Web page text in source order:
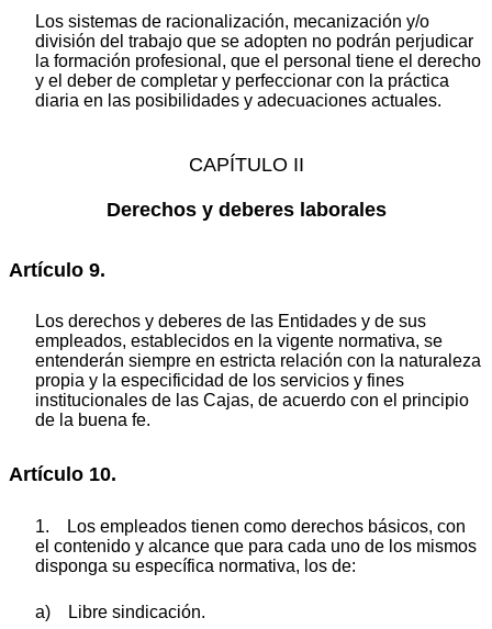
Los sistemas de racionalización, mecanización y/o
división del trabajo que se adopten no podrán perjudicar
la formación profesional, que el personal tiene el derecho
y el deber de completar y perfeccionar con la práctica
diaria en las posibilidades y adecuaciones actuales.
CAPÍTULO II
Derechos y deberes laborales
Artículo 9.
Los derechos y deberes de las Entidades y de sus
empleados, establecidos en la vigente normativa, se
entenderán siempre en estricta relación con la naturaleza
propia y la especificidad de los servicios y fines
institucionales de las Cajas, de acuerdo con el principio
de la buena fe.
Artículo 10.
1. Los empleados tienen como derechos básicos, con
el contenido y alcance que para cada uno de los mismos
disponga su específica normativa, los de:
a) Libre sindicación.